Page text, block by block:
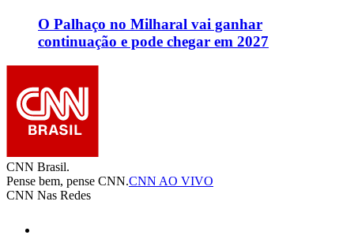
O Palhaço no Milharal vai ganhar
continuação e pode chegar em 2027
CNN Brasil.
Pense bem, pense CNN.CNN AO VIVO
CNN Nas Redes